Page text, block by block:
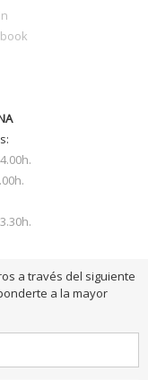
a través del siguiente
a la mayor